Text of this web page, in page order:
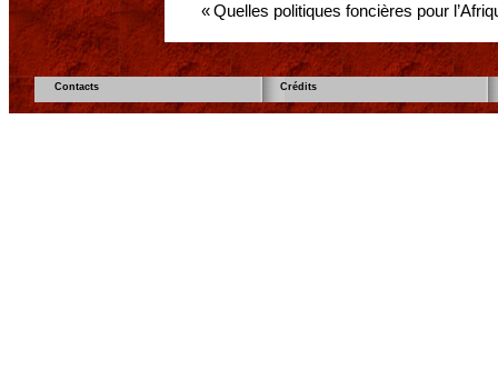
« Quelles politiques foncières pour
Contacts Crédits